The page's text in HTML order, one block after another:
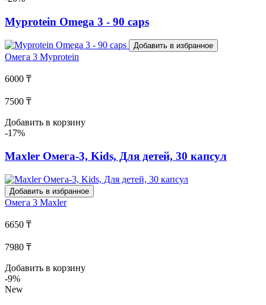
Myprotein Omega 3 - 90 caps
Добавить в избранное
Омега 3 Myprotein
6000 ₸
7500 ₸
Добавить в корзину
-17%
Maxler Омега-3, Kids, Для детей, 30 капсул
Добавить в избранное
Омега 3 Maxler
6650 ₸
7980 ₸
Добавить в корзину
-9%
New